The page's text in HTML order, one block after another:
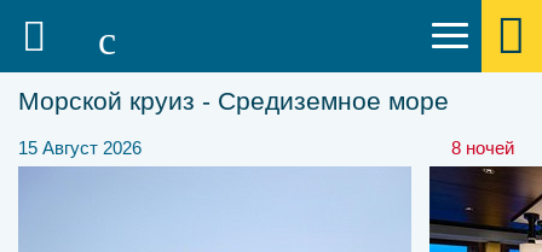
Морской круиз - Средиземное море
15 Август 2026 8 ночей